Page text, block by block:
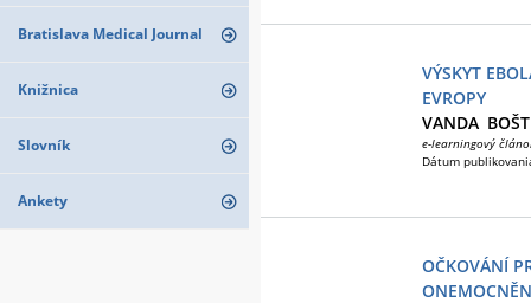
Bratislava Medical Journal
Knižnica
Slovník
Ankety
VÝSKYT
EVROPY
VANDA
e-learningový
Dátum
OČKOVÁNÍ